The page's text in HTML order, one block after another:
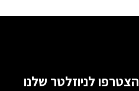
הצטרפו לניוזלטר שלנו